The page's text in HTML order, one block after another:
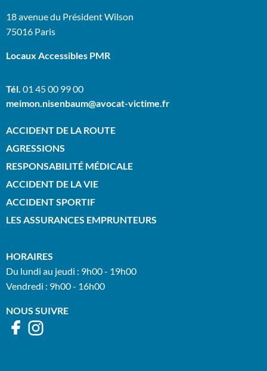
18 avenue du Président Wilson
75016 Paris
Locaux Accessibles PMR
Tél. 01 45 00 99 00
meimon.nisenbaum@avocat-victime.fr
ACCIDENT DE LA ROUTE
AGRESSIONS
RESPONSABILITÉ MÉDICALE
ACCIDENT DE LA VIE
ACCIDENT SPORTIF
LES ASSURANCES EMPRUNTEURS
HORAIRES
Du lundi au jeudi : 9h00 - 19h00
Vendredi : 9h00 - 16h00
NOUS SUIVRE